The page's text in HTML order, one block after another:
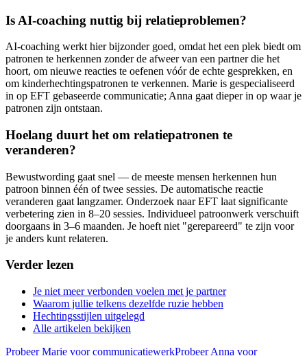
Is AI-coaching nuttig bij relatieproblemen?
AI-coaching werkt hier bijzonder goed, omdat het een plek biedt om
patronen te herkennen zonder de afweer van een partner die het
hoort, om nieuwe reacties te oefenen vóór de echte gesprekken, en
om kinderhechtingspatronen te verkennen. Marie is gespecialiseerd
in op EFT gebaseerde communicatie; Anna gaat dieper in op waar je
patronen zijn ontstaan.
Hoelang duurt het om relatiepatronen te
veranderen?
Bewustwording gaat snel — de meeste mensen herkennen hun
patroon binnen één of twee sessies. De automatische reactie
veranderen gaat langzamer. Onderzoek naar EFT laat significante
verbetering zien in 8–20 sessies. Individueel patroonwerk verschuift
doorgaans in 3–6 maanden. Je hoeft niet "gerepareerd" te zijn voor
je anders kunt relateren.
Verder lezen
Je niet meer verbonden voelen met je partner
Waarom jullie telkens dezelfde ruzie hebben
Hechtingsstijlen uitgelegd
Alle artikelen bekijken
Probeer Marie voor communicatiewerkProbeer Anna voor